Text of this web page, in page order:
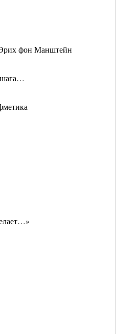
фон Манштейн